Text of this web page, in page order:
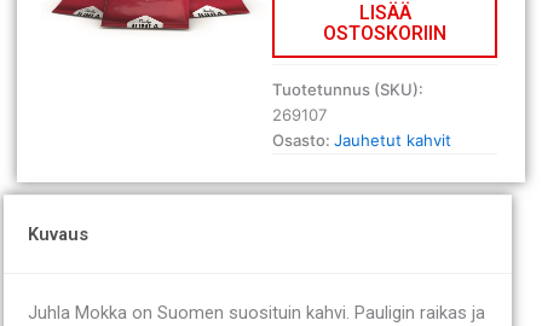
jauhatus
18
x
300
g
LISÄÄ
OSTOSKORIIN
Tuotetunnus (SKU):
269107
Osasto:Jauhetut kahvit
Kuvaus
Juhla Mokka on Suomen suosituin kahvi. Pauligin raikas ja